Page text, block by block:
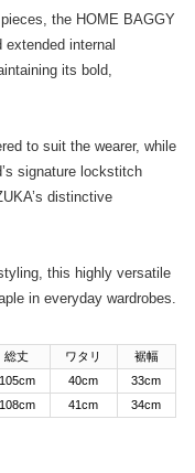
the HOME BAGGY
internal
its bold,
to suit the wearer, while
signature lockstitch
distinctive
this highly versatile
in everyday wardrobes.
総丈 ワタリ
裾幅
105cm 40cm
33cm
108cm 41cm 34cm